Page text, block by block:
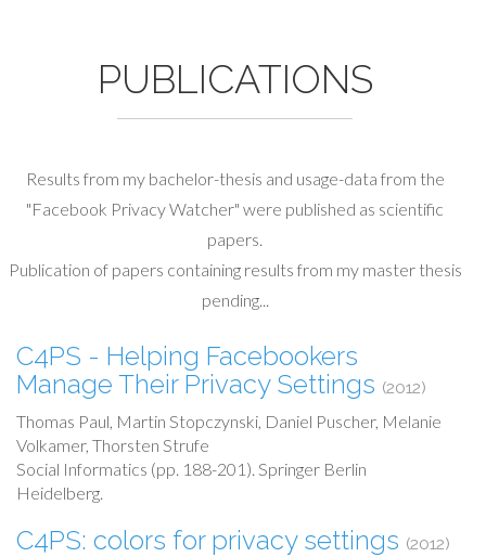
PUBLICATIONS
Results from my bachelor-thesis and usage-data from the
"Facebook Privacy Watcher" were published as scientific
papers.
Publication of papers containing results from my master thesis
pending...
C4PS - Helping Facebookers
Manage Their Privacy Settings (2012)
Thomas Paul, Martin Stopczynski, Daniel Puscher, Melanie
Volkamer, Thorsten Strufe
Social Informatics (pp. 188-201). Springer Berlin
Heidelberg.
C4PS: colors for privacy settings (2012)